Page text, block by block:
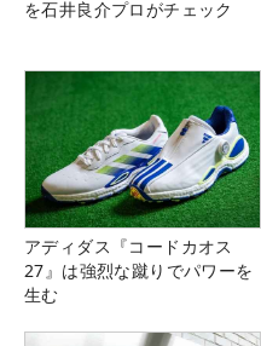
を石井良介プロがチェック
アディダス『コードカオス
27』は強烈な蹴りでパワーを
生む